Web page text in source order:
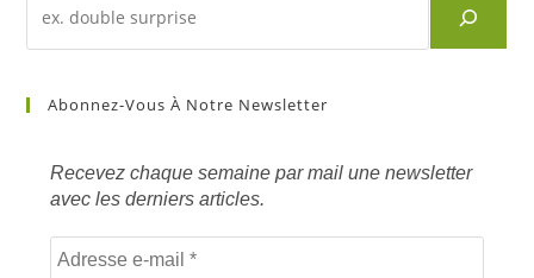
d'un
mots
Abonnez-Vous À Notre Newsletter
Recevez chaque semaine par mail une newsletter
avec les derniers articles.